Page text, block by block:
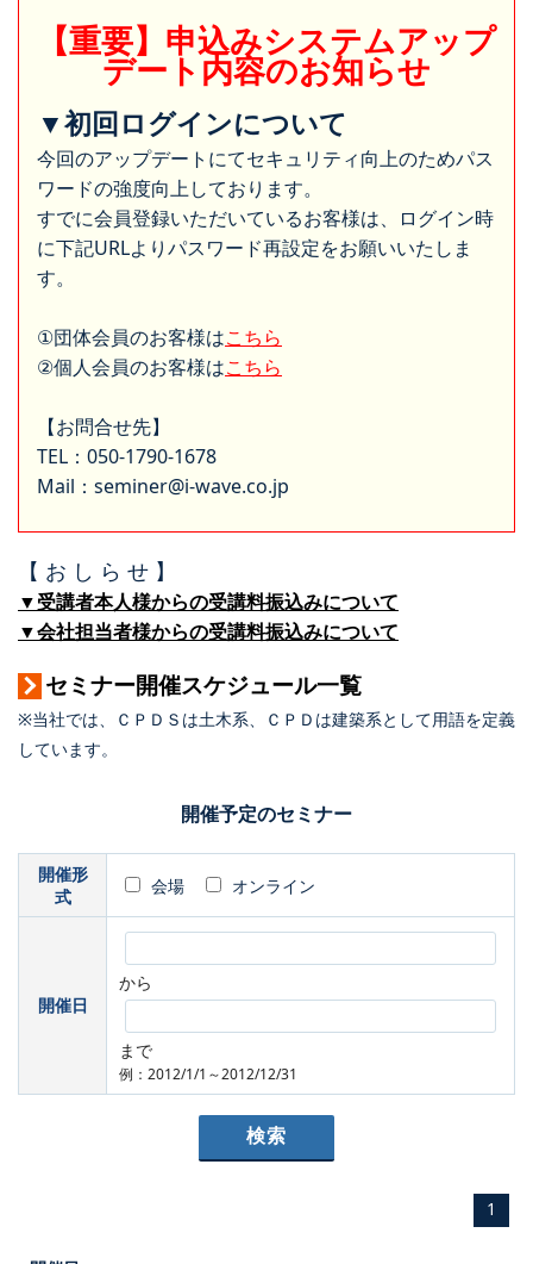
【重要】申込みシステムアップ
デート内容のお知らせ
▼初回ログインについて
今回のアップデートにてセキュリティ向上のためパス
ワードの強度向上しております。
すでに会員登録いただいているお客様は、ログイン時
に下記URLよりパスワード再設定をお願いいたしま
す。
①団体会員のお客様はこちら
②個人会員のお客様はこちら
【お問合せ先】
TEL：050-1790-1678
Mail：seminer@i-wave.co.jp
【 お し ら せ 】
▼受講者本人様からの受講料振込みについて
▼会社担当者様からの受講料振込みについて
セミナー開催スケジュール一覧
※当社では、ＣＰＤＳは土木系、ＣＰＤは建築系として用語を定義
しています。
開催予定のセミナー
開催形
式
会場 オンライン
開催日
から
まで
例：2012/1/1～2012/12/31
1